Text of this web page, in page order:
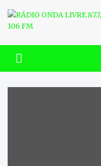
content
RÁDIO
FM